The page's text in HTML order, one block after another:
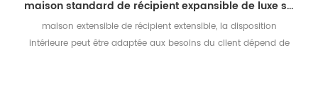
maison standard de récipient expansible de luxe standard australien
maison extensible de récipient extensible, la disposition
intérieure peut être adaptée aux besoins du client dépend de